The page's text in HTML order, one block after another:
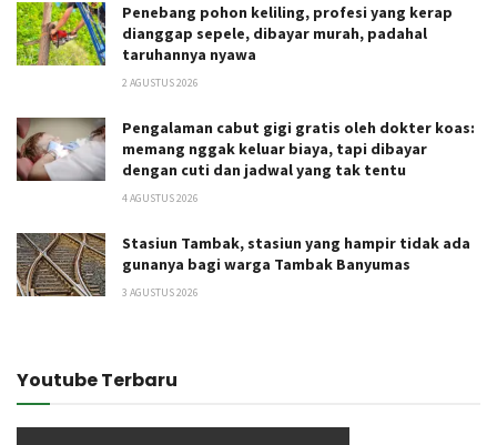
Penebang pohon keliling, profesi yang kerap
dianggap sepele, dibayar murah, padahal
taruhannya nyawa
2 AGUSTUS 2026
Pengalaman cabut gigi gratis oleh dokter koas:
memang nggak keluar biaya, tapi dibayar
dengan cuti dan jadwal yang tak tentu
4 AGUSTUS 2026
Stasiun Tambak, stasiun yang hampir tidak ada
gunanya bagi warga Tambak Banyumas
3 AGUSTUS 2026
Youtube Terbaru